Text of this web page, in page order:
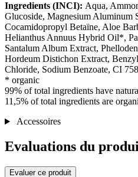
Ingredients (INCI): Aqua,
Glucoside, Magnesium Aluminum
Cocamidopropyl Betaïne, Aloe
Helianthus Annuus Hybrid Oil*,
Santalum Album Extract,
Hordeum Distichon Extract,
Chloride, Sodium Benzoate, CI
* organic
99% of total ingredients have
11,5% of total ingredients are
Accessoires
Evaluations du
Evaluer ce produit